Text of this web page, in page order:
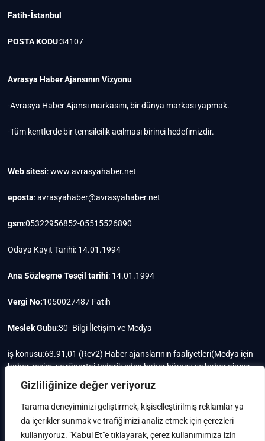
Gizliliğinize değer veriyoruz
Tarama deneyiminizi geliştirmek, kişiselleştirilmiş reklamlar ya
da içerikler sunmak ve trafiğimizi analiz etmek için çerezleri
kullanıyoruz. "Kabul Et"e tıklayarak, çerez kullanımımıza izin
Fatih-İstanbul
POSTA KODU:34107
Avrasya Haber Ajansının Vizyonu
-Avrasya Haber Ajansı markasını, bir dünya markası yapmak.
-Tüm kentlerde bir temsilcilik açılması birinci hedefimizdir.
Web sitesi: www.avrasyahaber.net
eposta: avrasyahaber@avrasyahaber.net
gsm:05322956852-05515526890
Odaya Kayıt Tarihi: 14.01.1994
Ana Sözleşme Tesçil tarihi: 14.01.1994
Vergi No:1050027487 Fatih
Meslek Gubu:30- Bilgi İletişim ve Medya
iş konusu:63.91,01 (Rev2) Haber ajanslarının faaliyetleri(Medya için
haber, resim, ve röportaj tedarik eden haber bürosu ve haber ajansı
faaliyetleri)iştigal konusu ile ilgili olarak fotoğrafçılık, filimcilik,
yayıncılık, prodöktörlük, reklamcılık işleri ile Ana sözleşmede yazılı
olan diğer işleri yapar.
Mersis No: 0105002748700015